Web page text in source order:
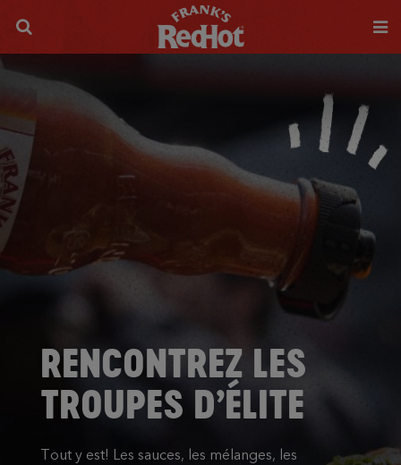
RENCONTREZ LES
TROUPES D’ÉLITE
Tout y est! Les sauces, les mélanges, les